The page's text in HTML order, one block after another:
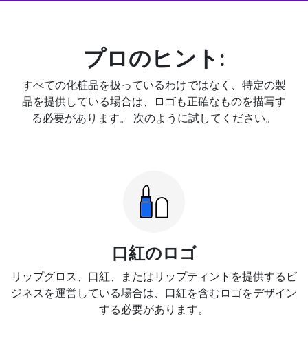
プロのヒント:
すべての化粧品を扱っているわけではなく、特定の製
品を提供している場合は、ロゴも正確なものを描写す
る必要があります。 次のように試してください。
口紅のロゴ
リップグロス、口紅、またはリップティントを提供するビ
ジネスを運営している場合は、口紅を含むロゴをデザイン
する必要があります。